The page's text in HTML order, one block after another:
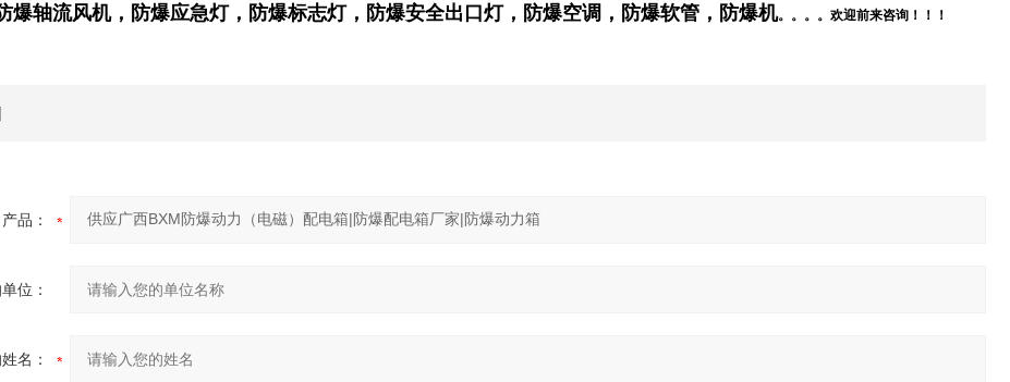
爆轴流风机，防爆应急灯，防爆标志灯，防爆安全出口灯，防爆空调，防爆软管，防爆机。。。。欢迎前来咨询！！！
产品：
位：
名：